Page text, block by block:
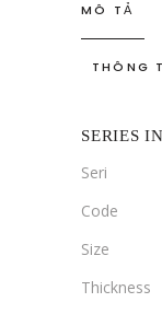
MÔ TẢ
THÔNG
SERIES
Seri
Code
Size
Thickness